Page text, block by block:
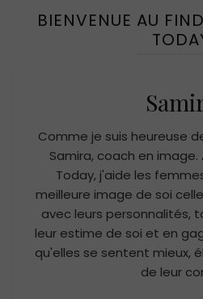
BIENVENUE AU
Comme je suis heureuse
Samira, coach en image.
Today, j'aide les
meilleure image de soi
avec leurs personnalités,
leur estime de soi et en
qu'elles se sentent mieux,
de leur